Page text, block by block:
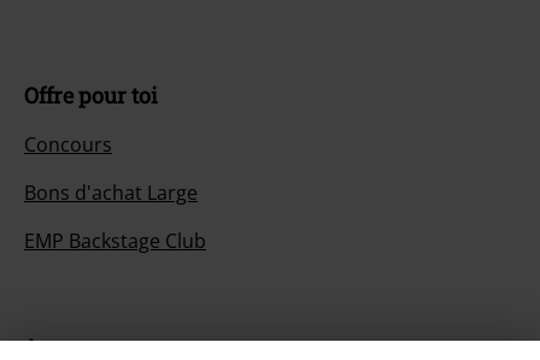
Offre pour toi
Concours
Bons d'achat Large
EMP Backstage Club